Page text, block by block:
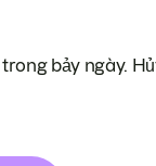
bảy ngày.